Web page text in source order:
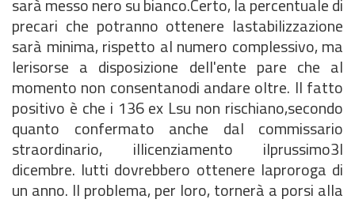
sarà messo nero su bianco.Certo, la percentuale di
precari che potranno ottenere lastabilizzazione
sarà minima, rispetto al numero complessivo, ma
lerisorse a disposizione dell'ente pare che al
momento non consentanodi andare oltre. Il fatto
positivo è che i 136 ex Lsu non rischiano,secondo
quanto confermato anche dal commissario
straordinario, illicenziamento ilprussimo3l
dicembre. lutti dovrebbero ottenere laproroga di
un anno. Il problema, per loro, tornerà a porsi alla